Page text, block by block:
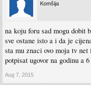
Komšija
na koju foru sad mogu dobit
sve ostane isto a i da je
sta mu znaci ovo moja tv
potpisat ugovor na godinu a
Aug 7, 2015